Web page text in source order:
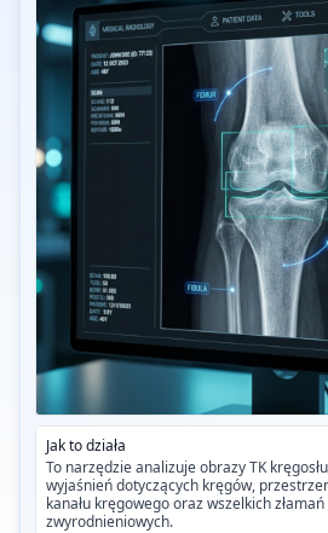
Jak to działa
To narzędzie analizuje obrazy TK
wyjaśnień dotyczących kręgów,
kanału kręgowego oraz wszelkich
zwyrodnieniowych.